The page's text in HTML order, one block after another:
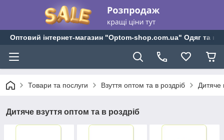
Оптовий інтернет-магазин "Optom-shop.com.ua" Одяг та
Товари та послуги Взуття оптом та в роздріб Дитяче
Дитяче взуття оптом та в роздріб